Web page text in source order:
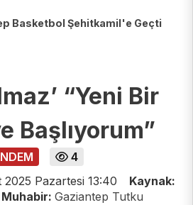
Basketbol Şehitkamil'e Geçti
“Yeni Bir
Başlıyorum”
4
Pazartesi 13:40
Kaynak:
Muhabir: Gaziantep Tutku